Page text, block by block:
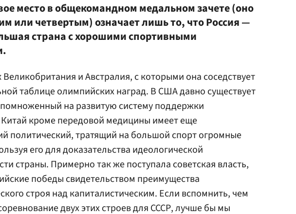
место в общекомандном медальном зачете (оно
или четвертым) означает лишь то, что Россия —
страна с хорошими спортивными
и Австралия, с которыми она соседствует
таблице олимпийских наград. В США давно существует
помноженный на развитую систему поддержки
кроме передовой медицины имеет еще
политический, тратящий на большой спорт огромные
его для доказательства идеологической
страны. Примерно так же поступала советская власть,
победы свидетельством преимущества
строя над капиталистическим. Если вспомнить, чем
двух этих строев для СССР, лучше бы мы